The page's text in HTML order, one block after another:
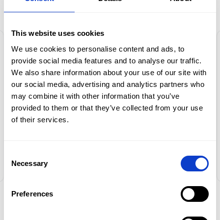
This website uses cookies
We use cookies to personalise content and ads, to
provide social media features and to analyse our traffic.
We also share information about your use of our site with
our social media, advertising and analytics partners who
may combine it with other information that you’ve
provided to them or that they’ve collected from your use
of their services.
Selection
Necessary
Preferences
Dlaczego właśnie Car Net?
Bo są w każdym calu profesjonalni i
niezawodni.
Chciałabym serdecznie polecić
prosty i szybki, a personel bardzo
który wynajęłam, był w doskonałym
Aleksandra Tarnowska